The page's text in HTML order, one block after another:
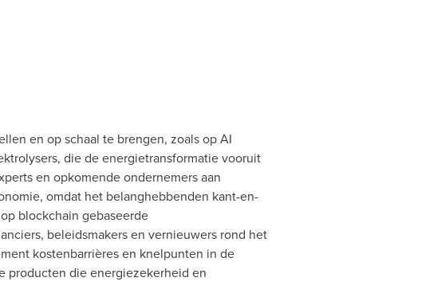
en op schaal te brengen, zoals op AI
die de energietransformatie vooruit
en opkomende ondernemers aan
omdat het belanghebbenden kant-en-
blockchain gebaseerde
beleidsmakers en vernieuwers rond het
kostenbarrières en knelpunten in de
producten die energiezekerheid en